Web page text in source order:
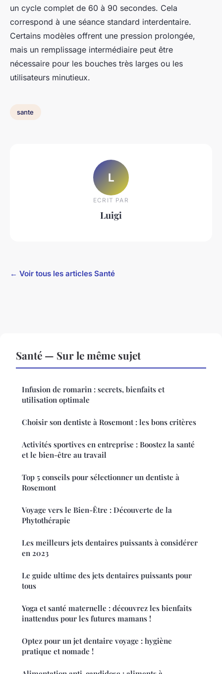
un cycle complet de 60 à 90 secondes. Cela
correspond à une séance standard interdentaire.
Certains modèles offrent une pression prolongée,
mais un remplissage intermédiaire peut être
nécessaire pour les bouches très larges ou les
utilisateurs minutieux.
sante
L
ECRIT PAR
Luigi
← Voir tous les articles Santé
Santé — Sur le même sujet
Infusion de romarin : secrets, bienfaits et
utilisation optimale
Choisir son dentiste à Rosemont : les bons critères
Activités sportives en entreprise : Boostez la santé
et le bien-être au travail
Top 5 conseils pour sélectionner un dentiste à
Rosemont
Voyage vers le Bien-Être : Découverte de la
Phytothérapie
Les meilleurs jets dentaires puissants à considérer
en 2023
Le guide ultime des jets dentaires puissants pour
tous
Yoga et santé maternelle : découvrez les bienfaits
inattendus pour les futures mamans !
Optez pour un jet dentaire voyage : hygiène
pratique et nomade !